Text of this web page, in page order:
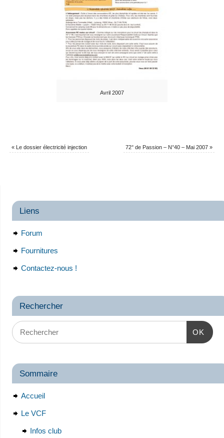
Avril 2007
«Le dossier électricité injection 72° de Passion – N°40 – Mai 2007»
Liens
Forum
Fournitures
Contactez-nous !
Rechercher
OK
Sommaire
Accueil
Le VCF
Infos club